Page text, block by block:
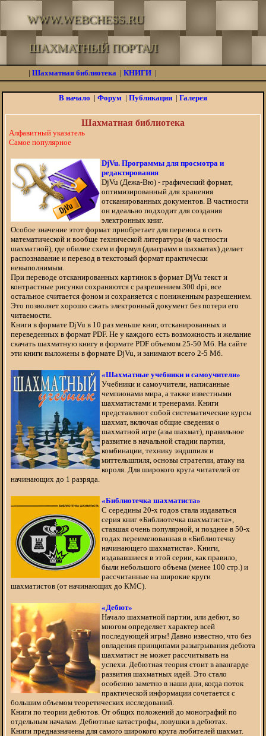
WWW.WEBCHESS.RU
ШАХМАТНЫЙ ПОРТАЛ
| Шахматная библиотека | КНИГИ |
В начало | Форум | Публикации | Галерея
Шахматная библиотека
Алфавитный указатель
Самое популярное
DjVu. Программы для просмотра и
редактирования
DjVu (Дежа-Вю) - графический формат,
оптимизированный для хранения
отсканированных документов. В частности
он идеально подходит для создания
электронных книг.
Особое значение этот формат приобретает для переноса в сеть
математической и вообще технической литературы (в частности
шахматной), где обилие схем и формул (диаграмм в шахматах) делает
распознавание и перевод в текстовый формат практически
невыполнимым.
При переводе отсканированных картинок в формат DjVu текст и
контрастные рисунки сохраняются с разрешением 300 dpi, все
остальное считается фоном и сохраняется с пониженным разрешением.
Это позволяет хорошо сжать электронный документ без потери его
читаемости.
Книги в формате DjVu в 10 раз меньше книг, отсканированных и
переведенных в формат PDF. Не у каждого есть возможность и желание
скачать шахматную книгу в формате PDF объемом 25-50 Мб. На сайте
эти книги выложены в формате DjVu, и занимают всего 2-5 Мб.
«Шахматные учебники и самоучители»
Учебники и самоучители, написанные
чемпионами мира, а также известными
шахматистами и тренерами. Книги
представляют собой систематические курсы
шахмат, включая общие сведения о
шахматной игре (азы шахмат), правильное
развитие в начальной стадии партии,
комбинации, технику эндшпиля и
миттельшпиля, основы стратегии, атаку на
короля. Для широкого круга читателей от
начинающих до 1 разряда.
«Библиотечка шахматиста»
С середины 20-х годов стала издаваться
серия книг «Библиотечка шахматиста»,
ставшая очень популярной, и позднее в 50-х
годах переименованная в «Библиотечку
начинающего шахматиста». Книги,
издававшиеся в этой серии, как правило,
были небольшого объема (менее 100 стр.) и
рассчитанные на широкие круги
шахматистов (от начинающих до КМС).
«Дебют»
Начало шахматной партии, или дебют, во
многом определяет характер всей
последующей игры! Давно известно, что без
овладения принципами разыгрывания дебюта
шахматист не может рассчитывать на
успехи. Дебютная теория стоит в авангарде
развития шахматных идей. Это стало
особенно заметно в наши дни, когда поток
практической информации сочетается с
большим объемом теоретических исследований.
Книги по теории дебютов. От общих положений до монографий по
отдельным началам. Дебютные катастрофы, ловушки в дебютах.
Книги предназначены для самого широкого круга любителей шахмат.